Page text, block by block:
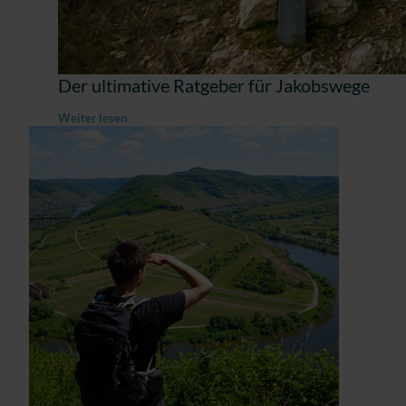
Der ultimative Ratgeber für Jakobswege
Weiter lesen